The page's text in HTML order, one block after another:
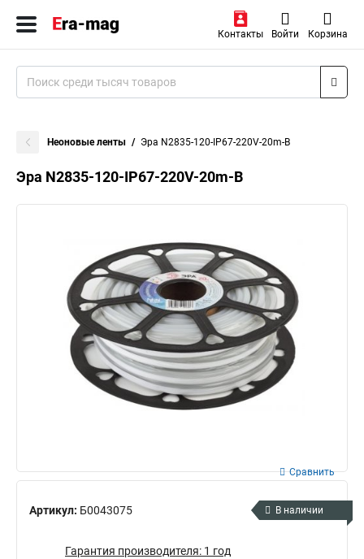
Контакты Войти Корзина
Неоновые ленты Эра N2835-120-IP67-220V-20m-B
Эра N2835-120-IP67-220V-20m-B
Артикул: Б0043075
Сравнить
В наличии
Гарантия производителя: 1 год